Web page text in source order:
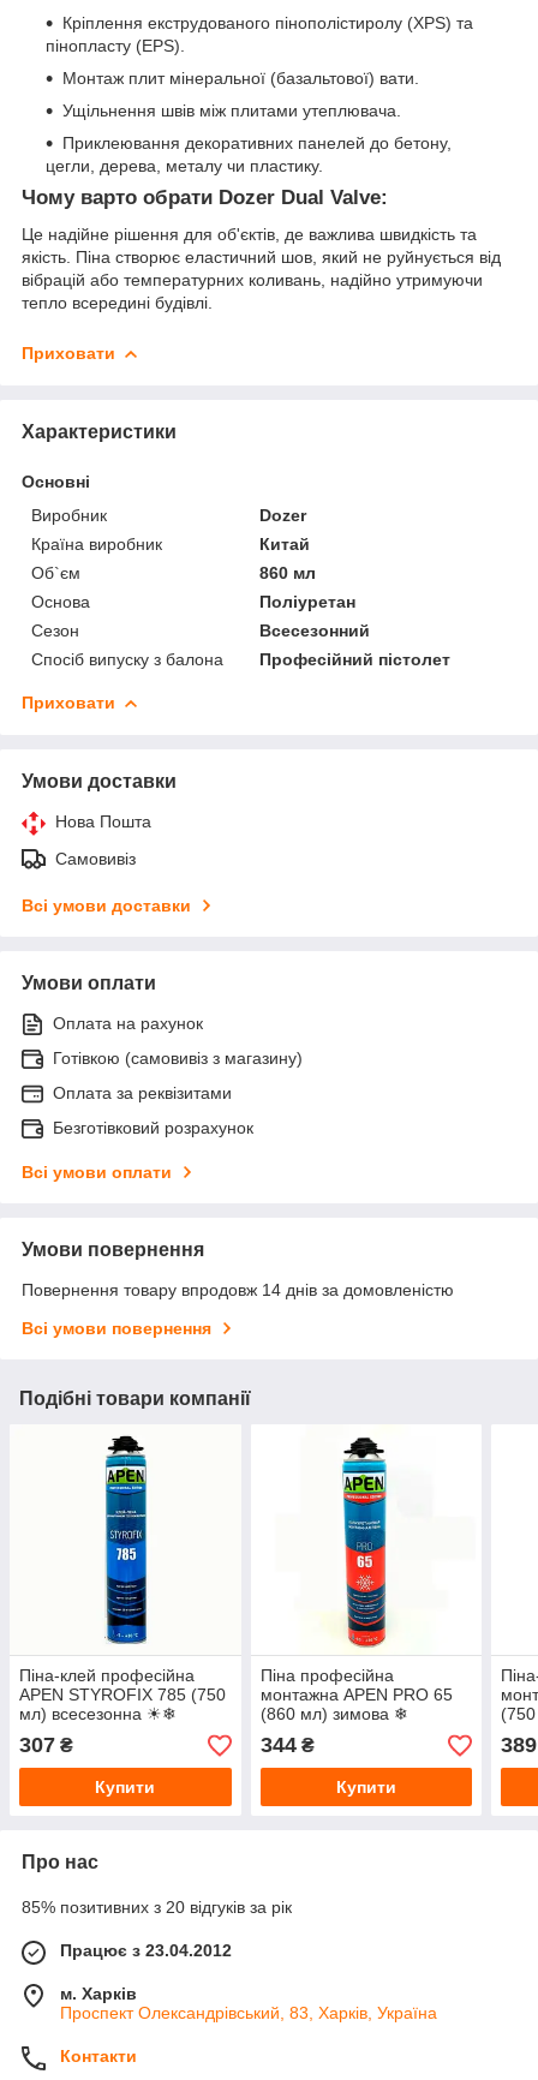
Кріплення екструдованого пінополістиролу (XPS) та
пінопласту (EPS).
Монтаж плит мінеральної (базальтової) вати.
Ущільнення швів між плитами утеплювача.
Приклеювання декоративних панелей до бетону,
цегли, дерева, металу чи пластику.
Чому варто обрати Dozer Dual Valve:
Це надійне рішення для об'єктів, де важлива швидкість та
якість. Піна створює еластичний шов, який не руйнується від
вібрацій або температурних коливань, надійно утримуючи
тепло всередині будівлі.
Приховати
Характеристики
Основні
Виробник
Dozer
Країна виробник
Китай
Об`єм
860 мл
Основа
Поліуретан
Сезон
Всесезонний
Спосіб випуску з балона
Професійний пістолет
Приховати
Умови доставки
Нова Пошта
Самовивіз
Всі умови доставки
Умови оплати
Оплата на рахунок
Готівкою (самовивіз з магазину)
Оплата за реквізитами
Безготівковий розрахунок
Всі умови оплати
Умови повернення
Повернення товару впродовж 14 днів за домовленістю
Всі умови повернення
Подібні товари компанії
Піна-клей професійна
APEN STYROFIX 785 (750
мл) всесезонна ☀❄
307 ₴
Купити
Піна професійна
монтажна APEN PRO 65
(860 мл) зимова ❄
344₴
Купити
389
Про нас
85% позитивних з 20 відгуків за рік
Працює з 23.04.2012
м. Харків
Проспект Олександрівський, 83, Харків, Україна
Контакти